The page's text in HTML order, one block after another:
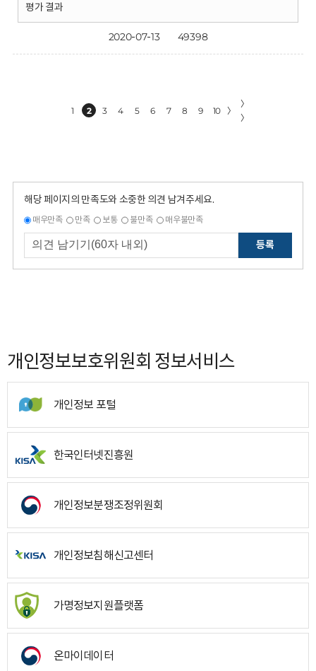
평가 결과
2020-07-13 49398
1 2 3 4 5 6 7 8 9 10 〉
〉
〉
해당 페이지의 만족도와 소중한 의견 남겨주세요.
매우만족 만족 보통 불만족 매우불만족
등록
개인정보보호위원회 정보서비스
개인정보 포털
한국인터넷진흥원
개인정보분쟁조정위원회
개인정보침해신고센터
가명정보지원플랫폼
온마이데이터